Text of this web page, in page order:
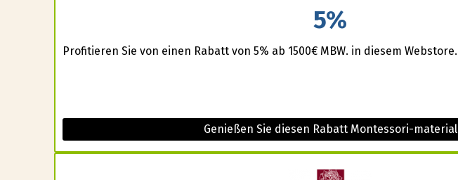
5%
Profitieren Sie von einen Rabatt von 5% ab 1500€ MBW. in diesem Webstore.
Genießen Sie diesen Rabatt Montessori-material